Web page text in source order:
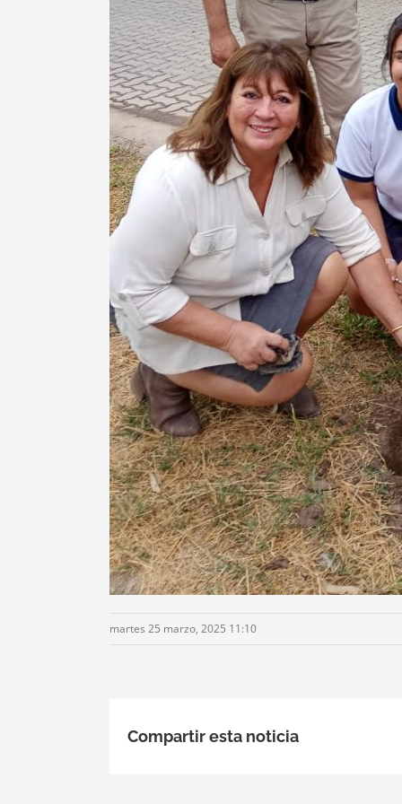
martes 25 marzo, 2025 11:10
Compartir esta noticia